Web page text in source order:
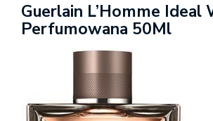
Guerlain L’Homme Ideal
Perfumowana 50Ml